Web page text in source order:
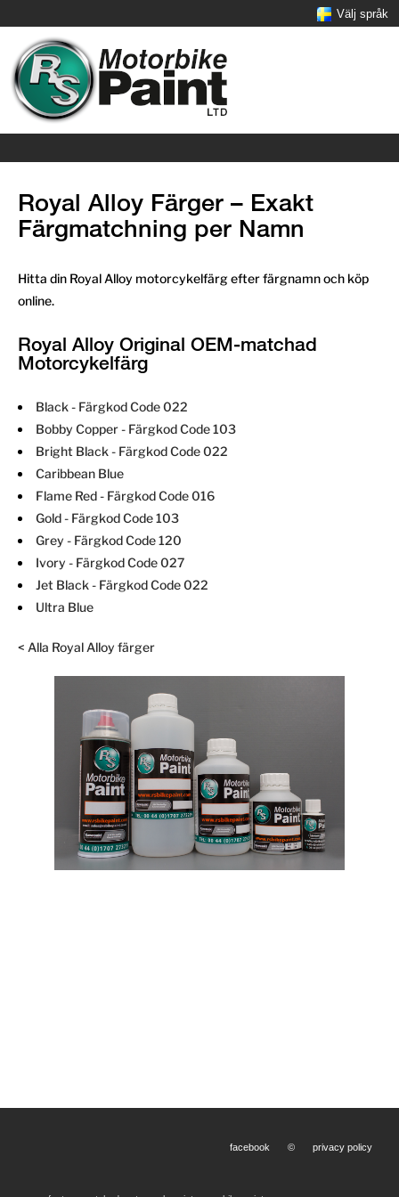
Välj språk
Royal Alloy Färger – Exakt
Färgmatchning per Namn
Hitta din Royal Alloy motorcykelfärg efter färgnamn och köp
online.
Royal Alloy Original OEM-matchad
Motorcykelfärg
Black- Färgkod Code 022
Bobby Copper- Färgkod Code 103
Bright Black- Färgkod Code 022
Caribbean Blue
Flame Red- Färgkod Code 016
Gold- Färgkod Code 103
Grey - Färgkod Code 120
Ivory - Färgkod Code 027
Jet Black- Färgkod Code 022
Ultra Blue
< Alla Royal Alloy färger
facebook © privacy policy